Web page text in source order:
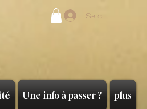
Une info à passer ? plus
Se connecter